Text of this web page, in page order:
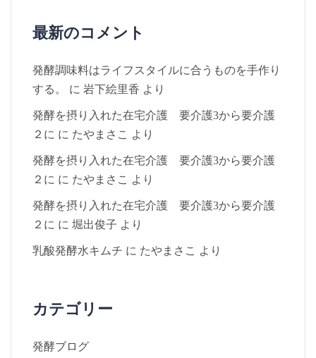
最新のコメント
発酵調味料はライフスタイルに合うものを手作り
する。
に 岩下絵里香 より
発酵を摂り入れた在宅介護 要介護3から要介護
２に に たやまさこ より
発酵を摂り入れた在宅介護 要介護3から要介護
２に に たやまさこ より
発酵を摂り入れた在宅介護 要介護3から要介護
２に に 堀出俊子 より
乳酸発酵水キムチ に たやまさこ より
カテゴリー
発酵ブログ